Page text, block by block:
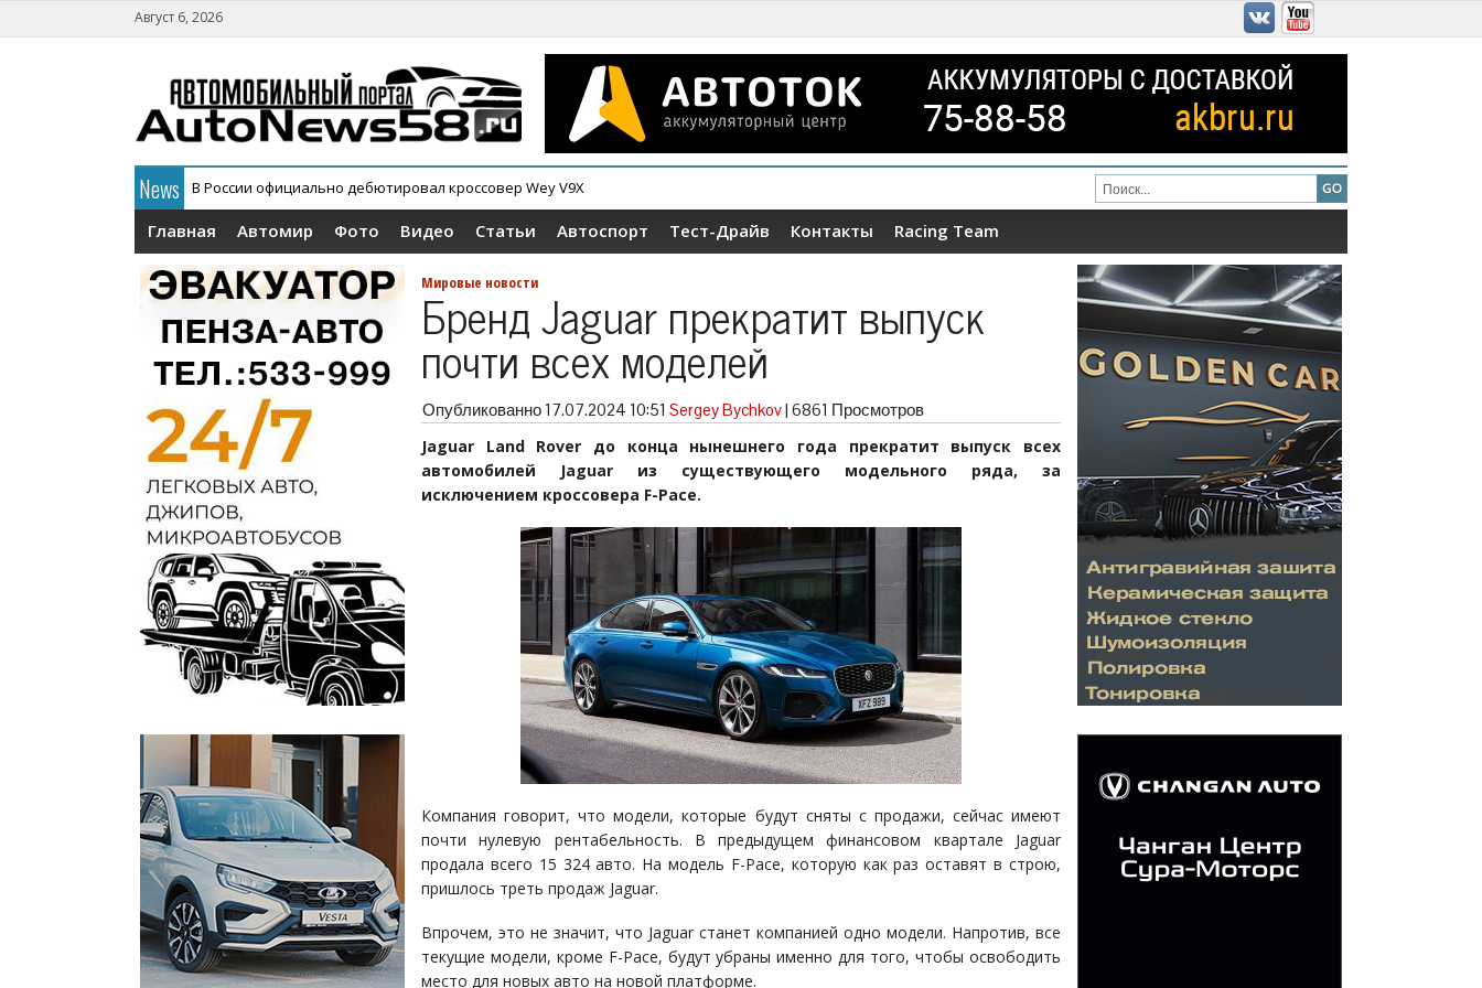
Август 6, 2026
News
В России официально дебютировал кроссовер Wey V9X
АГР официально снял с конвейера кроссовер Tenet T4
Главная Автомир Фото Видео Статьи Автоспорт Тест-Драйв Контакты Racing Team
Мировые новости
Бренд Jaguar прекратит выпуск
почти всех моделей
Опубликованно 17.07.2024 10:51 Sergey Bychkov| 6861 Просмотров
Jaguar Land Rover до конца нынешнего года прекратит выпуск всех
автомобилей Jaguar из существующего модельного ряда, за
исключением кроссовера F-Pace.
Компания говорит, что модели, которые будут сняты с продажи, сейчас имеют
почти нулевую рентабельность. В предыдущем финансовом квартале Jaguar
продала всего 15 324 авто. На модель F-Pace, которую как раз оставят в строю,
пришлось треть продаж Jaguar.
Впрочем, это не значит, что Jaguar станет компанией одно модели. Напротив, все
текущие модели, кроме F-Pace, будут убраны именно для того, чтобы освободить
место для новых авто на новой платформе.